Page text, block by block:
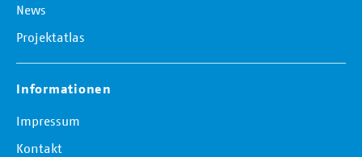
News
Projektatlas
Informationen
Impressum
Kontakt